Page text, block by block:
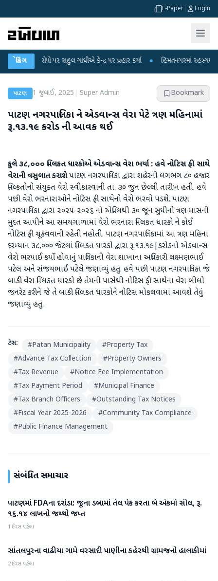
E-Paper Login
બ્રેકિંગ
આરોપો પર રાહુલ ગાંધીએ કેન્દ્ર પર પ્રહાર કર્યા ● હિંમતનગરમાં રહસ્યમય વાયરસ કે
પાટણ 1 જુલાઈ, 2025 Super Admin Bookmark
પાટણ નગરપાલિકા ને એડવાન્સ વેરા પેટે ત્રણ મહિનામાં
રૂ.૧૩.૧૯ કરોડ ની આવક થઈ
કુલે ૩૮,૦૦૦ મિલકત ધારકોએ એડવાન્સ વેરા ભર્યા : હવે નોટિસ ફી સાથે
વેરાની વસુલાત કરાશેપાટણ નગરપાલિકા દ્વારા શહેરની લગભગ ૮૦ હજાર
મિલ્કતોનો સંયુક્ત વેરો સ્વીકારવાની તા. ૩૦ જુન છેલ્લી તારીખ હતી. હવે
પછી વેરો ભરનારાઓને નોટિસ ફી સાથેનો વેરો ભરવો પડશે. પાટણ
નગરપાલિકા દ્વારા ૨૦૨૫-૨૦૨૬ નો એપ્રિલથી ૩૦ જૂન સુધીનો ત્રણ માસની
મુદત આપીને આ સમયગાળામાં વેરો ભરનારા મિલકત ધારકો ને કોઈ
નોટિસ ફી ચૂકવવાની રહેતી નહોતી. પાટણ નગરપાલિકામાં આ ત્રણ મહિના
દરમ્યાન ૩૮,૦૦૦ જેટલાં મિલકત ધારકો દ્વારા રૂ.૧૩.૧૯|કરોડનો એડવાન્સ
વેરો ભરપાઈ કર્યો હોવાનું પાલિકાની વેરા શાખાના અધિકારી લક્ષ્મણભાઈ
પટેલ અને સંજયભાઈ પટેલે જણાવ્યું હતું. હવે પછી પાટણ નગરપાલિકા જે
બાકી વેરા મિલકત ધારકો છે તેમની પાસેથી નોટિસ ફી સાથેના વેરા બીલો
જનરેટ કરીને જે તે બાકી મિલકત ધારકોને નોટિસ મોકલવામાં આવશે તેવું
જણાવ્યું હતું.
ટેગ્સ: #Patan Municipality #Property Tax
#Advance Tax Collection #Property Owners
#Tax Revenue #Notice Fee Implementation
#Tax Payment Period #Municipal Finance
#Tax Branch Officers #Outstanding Tax Notices
#Fiscal Year 2025-2026 #Community Tax Compliance
#Public Finance Management
સંબંધિત સમાચાર
પાટણ
પાટણમાં FDAના દરોડા: જૂના ડબ્બામાં તેલ પેક કરતા બે એકમો સીલ, રૂ.
૧૬.૧૪ લાખનો જથ્થો જપ્ત
1 દિવસ પહેલા
પાટણ
સાંતલપુરના વાઢીયા ગામે વરસાદી પાણીના કહેરથી ગ્રામજનો હાલાકીમાં
2 દિવસ પહેલા